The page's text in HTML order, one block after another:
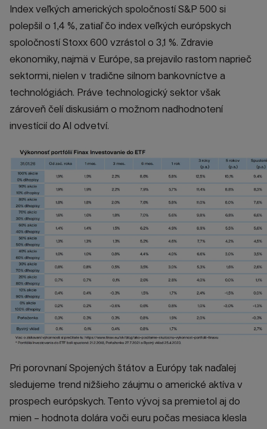
Index veľkých amerických spoločností S&P 500 si
polepšil o 1,4 %, zatiaľ čo index veľkých európskych
spoločností Stoxx 600 vzrástol o 3,1 %. Zdravie
ekonomiky, najmä v Európe, sa prejavilo rastom naprieč
sektormi, nielen v tradične silnom bankovníctve a
technológiách. Práve technologický sektor však
zároveň čelí diskusiám o možnom nadhodnotení
investícií do AI odvetví.
Pri porovnaní Spojených štátov a Európy tak naďalej
sledujeme trend nižšieho záujmu o americké aktíva v
prospech európskych. Tento vývoj sa premietol aj do
mien – hodnota dolára voči euru počas mesiaca klesla